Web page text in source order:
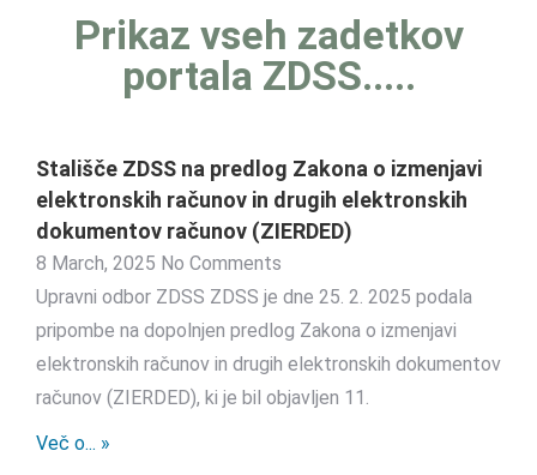
Prikaz vseh zadetkov
portala ZDSS.....
Stališče ZDSS na predlog Zakona o izmenjavi
elektronskih računov in drugih elektronskih
dokumentov računov (ZIERDED)
8 March, 2025 No Comments
Upravni odbor ZDSS ZDSS je dne 25. 2. 2025 podala
pripombe na dopolnjen predlog Zakona o izmenjavi
elektronskih računov in drugih elektronskih dokumentov
računov (ZIERDED), ki je bil objavljen 11.
Več o... »